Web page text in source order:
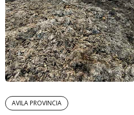
AVILA PROVINCIA